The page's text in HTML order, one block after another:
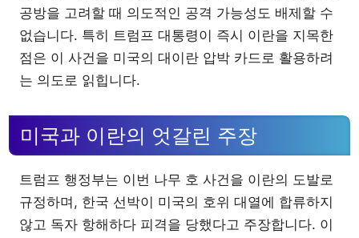
공방을 고려할 때 의도적인 공격 가능성도 배제할 수
없습니다. 특히 트럼프 대통령이 즉시 이란을 지목한
점은 이 사건을 미국의 대이란 압박 카드로 활용하려
는 의도로 읽힙니다.
미국과 이란의 엇갈린 주장
트럼프 행정부는 이번 나무 호 사건을 이란의 도발로
규정하며, 한국 선박이 미국의 호위 대열에 합류하지
않고 독자 항해하다 피격을 당했다고 주장합니다. 이